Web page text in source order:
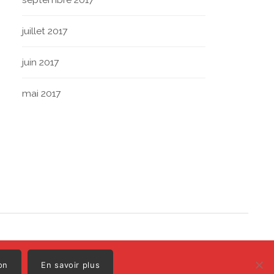
juillet 2017
juin 2017
mai 2017
par Polo
En savoir plus